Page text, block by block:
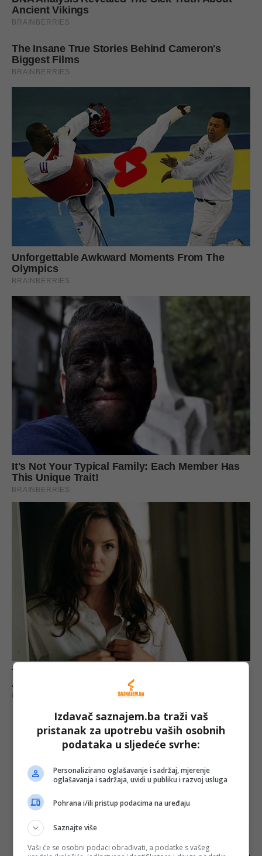
Izdavač saznajem.ba traži vaš
pristanak za upotrebu vaših osobnih
podataka u sljedeće svrhe:
Personalizirano oglašavanje i sadržaj, mjerenje
oglašavanja i sadržaja, uvidi u publiku i razvoj usluga
Pohrana i/ili pristup podacima na uređaju
Saznajte više
Vaši će se osobni podaci obrađivati, a podatke s vašeg